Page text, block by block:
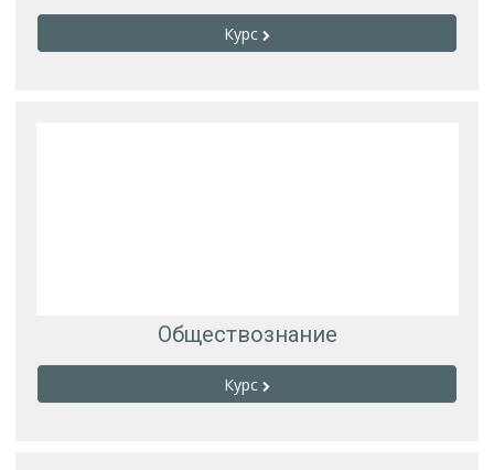
Курс
Обществознание
Курс